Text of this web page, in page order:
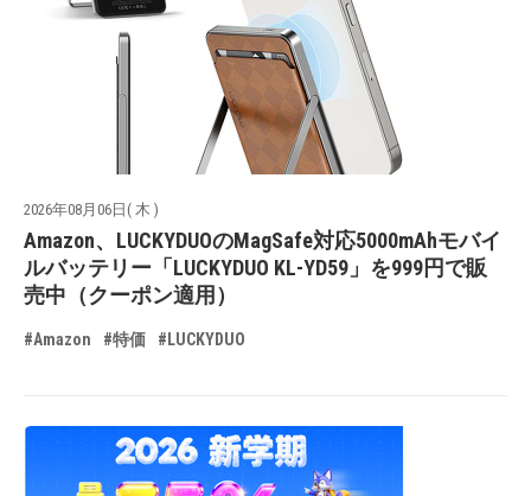
2026年08月06日( 木 )
Amazon、LUCKYDUOのMagSafe対応5000mAhモバイ
ルバッテリー「LUCKYDUO KL-YD59」を999円で販
売中（クーポン適用）
#Amazon #特価 #LUCKYDUO